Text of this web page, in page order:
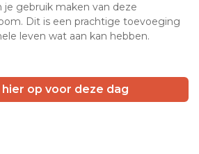
je gebruik maken van deze
Dit is een prachtige toevoeging
leven wat aan kan hebben.
hier op voor deze dag